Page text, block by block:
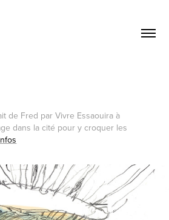
de Fred parVivre Essaouira à
dans la cité pour y croquer les